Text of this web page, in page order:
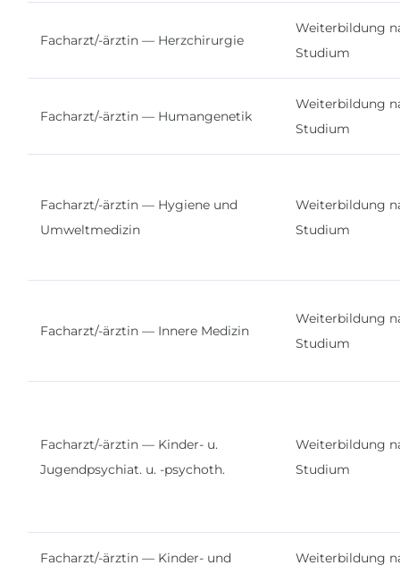
Facharzt/-ärztin — Herzchirurgie
Weiterbildung
Studium
Facharzt/-ärztin — Humangenetik
Weiterbildung
Studium
Facharzt/-ärztin — Hygiene und
Umweltmedizin
Weiterbildung
Studium
Facharzt/-ärztin — Innere Medizin
Weiterbildung
Studium
Facharzt/-ärztin — Kinder- u.
Jugendpsychiat. u. -psychoth.
Weiterbildung
Studium
Facharzt/-ärztin — Kinder- und
Weiterbildung